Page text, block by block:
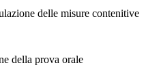
delle misure contenitive
della prova orale